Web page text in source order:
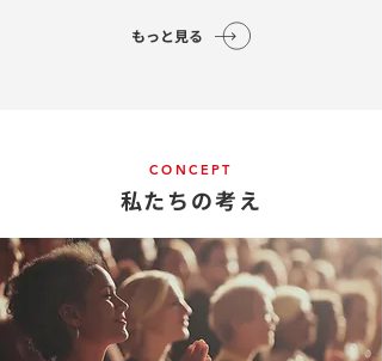
もっと見る
CONCEPT
私たちの考え